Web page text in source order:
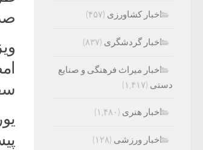
اخبار کشاورزی (۴۵۷)
اخبار گردشگری (۸۳۷)
اخبار میراث فرهنگی و صنایع
دستی (۱,۴۱۷)
اخبار هنری (۱,۴۸۰)
اخبار ورزشی (۱۲۸)